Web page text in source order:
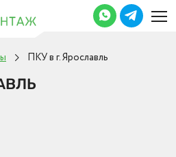
ПКУ в г. Ярославль